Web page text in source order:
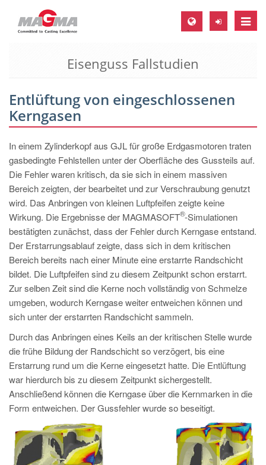
Toggle
MAGMA Europa, Deutschland
EN
CS
MAGMA Nordamerika, USA
EN
ES
MAGMA Asien-Pazifik, Singapur
EN
MAGMA Südamerika, Brasilien
PT
ES
MAGMA Türkei
TR
MAGMA China
EN
ZH
MAGMA Indien
EN
Eisenguss Fallstudien
Entlüftung von eingeschlossenen
Kerngasen
In einem Zylinderkopf aus GJL für große Erdgasmotoren traten
gasbedingte Fehlstellen unter der Oberfläche des Gussteils auf.
Die Fehler waren kritisch, da sie sich in einem massiven
Bereich zeigten, der bearbeitet und zur Verschraubung genutzt
wird. Das Anbringen von kleinen Luftpfeifen zeigte keine
Wirkung. Die Ergebnisse der MAGMASOFT
®-Simulationen
bestätigten zunächst, dass der Fehler durch Kerngase entstand.
Der Erstarrungsablauf zeigte, dass sich in dem kritischen
Bereich bereits nach einer Minute eine erstarrte Randschicht
bildet. Die Luftpfeifen sind zu diesem Zeitpunkt schon erstarrt.
Zur selben Zeit sind die Kerne noch vollständig von Schmelze
umgeben, wodurch Kerngase weiter entweichen können und
sich unter der erstarrten Randschicht sammeln.
Durch das Anbringen eines Keils an der kritischen Stelle wurde
die frühe Bildung der Randschicht so verzögert, bis eine
Erstarrung rund um die Kerne eingesetzt hatte. Die Entlüftung
war hierdurch bis zu diesem Zeitpunkt sichergestellt.
Anschließend können die Kerngase über die Kernmarken in die
Form entweichen. Der Gussfehler wurde so beseitigt.